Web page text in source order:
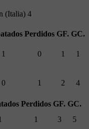
(Italia) 4
Perdidos GF. GC.
1 0 1 1
0 1 2 4
Perdidos GF. GC.
1 3 5